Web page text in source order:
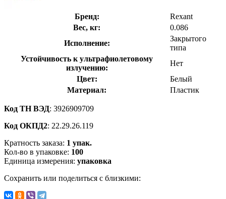
Бренд:
Rexant
Вес, кг:
0.086
Исполнение:
Закрытого
типа
Устойчивость к ультрафиолетовому
излучению:
Нет
Цвет:
Белый
Материал:
Пластик
Код ТН ВЭД: 3926909709
Код ОКПД2: 22.29.26.119
Кратность заказа: 1 упак.
Кол-во в упаковке: 100
Единица измерения: упаковка
Сохранить или поделиться с близкими: